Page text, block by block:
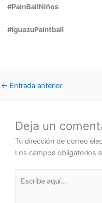
#PainBallNiños
#IguazuPaintball
← Entrada anterior
Deja un
Tu dirección de correo
Los campos obligatorios
aquí...